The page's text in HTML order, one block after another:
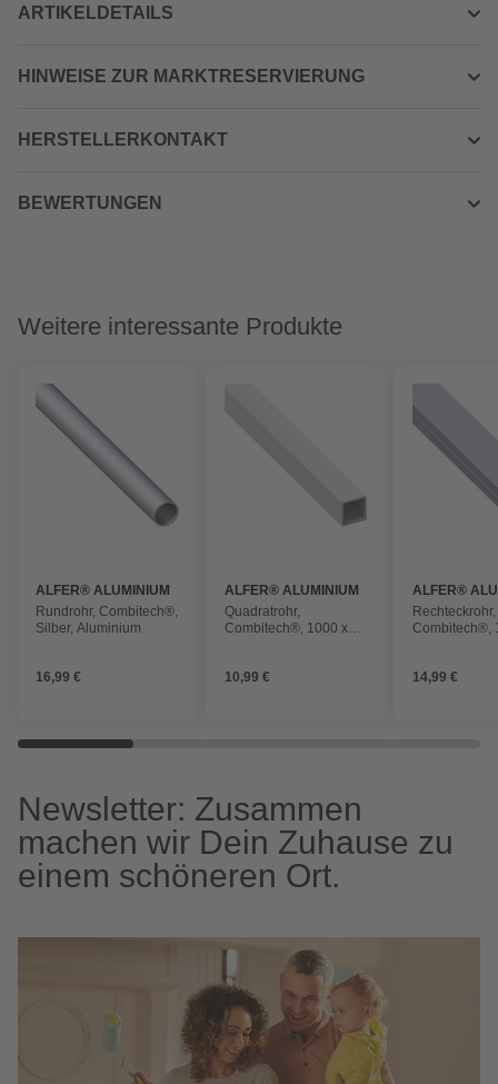
ARTIKELDETAILS
HINWEISE ZUR MARKTRESERVIERUNG
HERSTELLERKONTAKT
BEWERTUNGEN
Weitere interessante Produkte
ALFER® ALUMINIUM
Rundrohr, Combitech®,
Silber, Aluminium
16,99 €
ALFER® ALUMINIUM
Quadratrohr,
Combitech®, 1000 x
10,99 €
ALFER®
Rechteckrohr,
Combitech®,
14,99 €
Newsletter: Zusammen
machen wir Dein Zuhause zu
einem schöneren Ort.